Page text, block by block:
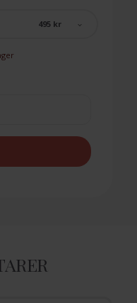
495 kr